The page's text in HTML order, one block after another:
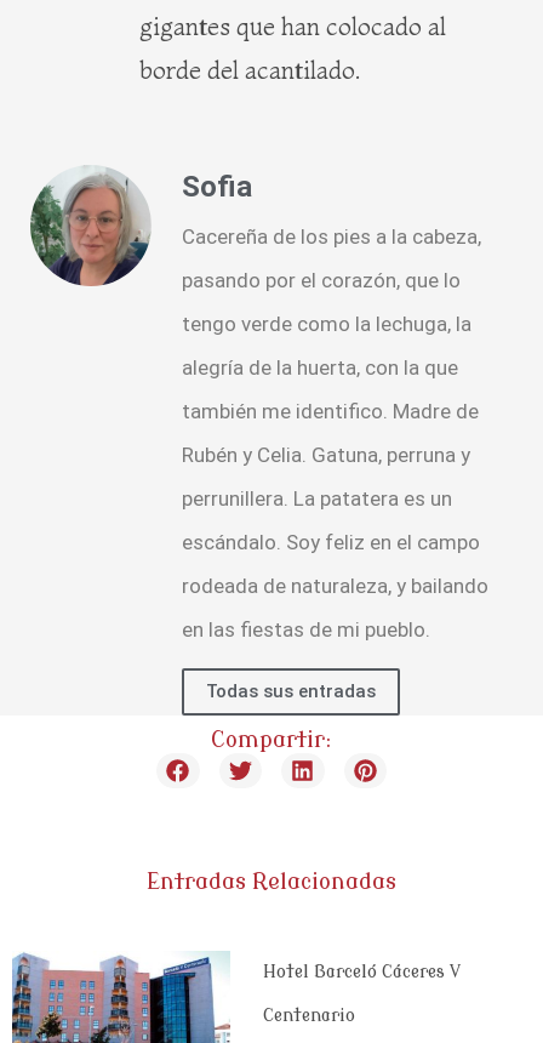
gigantes que han colocado al
borde del acantilado.
Sofia
Cacereña de los pies a la cabeza,
pasando por el corazón, que lo
tengo verde como la lechuga, la
alegría de la huerta, con la que
también me identifico. Madre de
Rubén y Celia. Gatuna, perruna y
perrunillera. La patatera es un
escándalo. Soy feliz en el campo
rodeada de naturaleza, y bailando
en las fiestas de mi pueblo.
Todas sus entradas
Compartir:
Entradas Relacionadas
Hotel Barceló Cáceres V
Centenario